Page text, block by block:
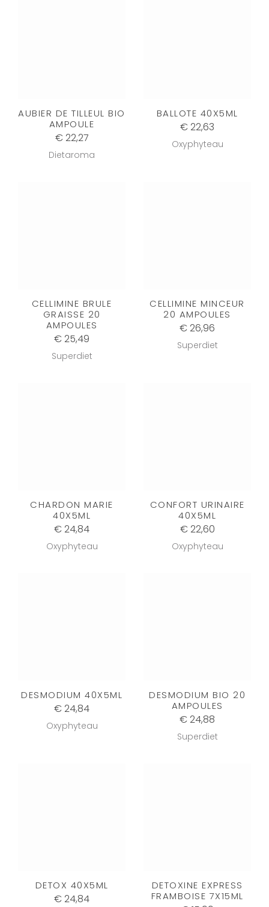
AUBIER DE TILLEUL BIO
AMPOULE
€ 22,27
Dietaroma
BALLOTE 40X5ML
€ 22,63
Oxyphyteau
CELLIMINE BRULE
GRAISSE 20
AMPOULES
€ 25,49
Superdiet
CELLIMINE MINCEUR
20 AMPOULES
€ 26,96
Superdiet
CHARDON MARIE
40X5ML
€ 24,84
Oxyphyteau
CONFORT URINAIRE
40X5ML
€ 22,60
Oxyphyteau
DESMODIUM 40X5ML
€ 24,84
Oxyphyteau
DESMODIUM BIO 20
AMPOULES
€ 24,88
Superdiet
DETOX 40X5ML
€ 24,84
DETOXINE EXPRESS
FRAMBOISE 7X15ML